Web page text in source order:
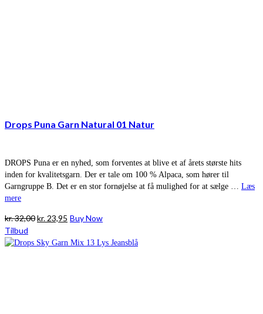
Drops Puna Garn Natural 01 Natur
DROPS Puna er en nyhed, som forventes at blive et af årets største hits
inden for kvalitetsgarn. Der er tale om 100 % Alpaca, som hører til
Garngruppe B. Det er en stor fornøjelse at få mulighed for at sælge … Læs
mere
kr.32,00Den
pris
kr. 23,95 Den
pris
Buy Now
Tilbud